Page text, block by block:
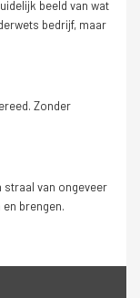
beeld van wat
bedrijf, maar
Zonder
straal van ongeveer
brengen.